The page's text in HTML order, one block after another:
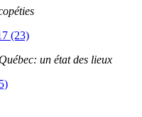
(23)
un état des lieux